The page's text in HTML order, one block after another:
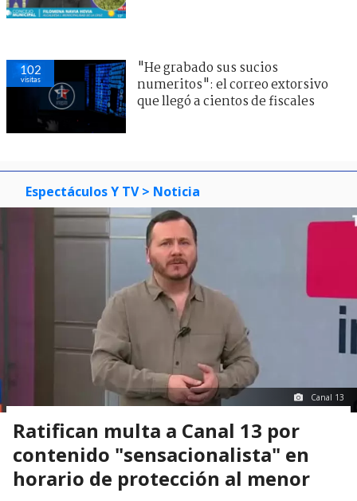
102
visitas
"He grabado sus sucios
numeritos": el correo extorsivo
que llegó a cientos de fiscales
Espectáculos Y TV > Noticia
Canal 13
Ratifican multa a Canal 13 por
contenido "sensacionalista" en
horario de protección al menor